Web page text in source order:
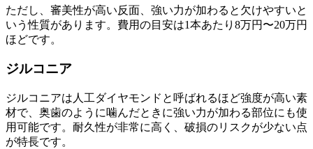
ただし、審美性が高い反面、強い力が加わると欠けやすいと
いう性質があります。費用の目安は1本あたり8万円〜20万円
ほどです。
ジルコニア
ジルコニアは人工ダイヤモンドと呼ばれるほど強度が高い素
材で、奥歯のように噛んだときに強い力が加わる部位にも使
用可能です。耐久性が非常に高く、破損のリスクが少ない点
が特長です。